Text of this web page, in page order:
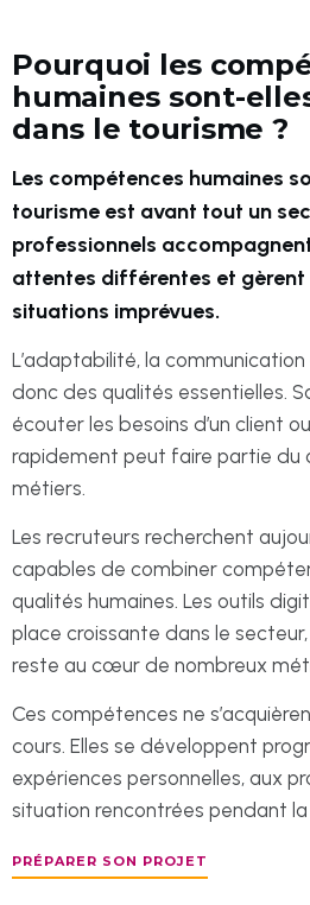
Pourquoi les
humaines sont-
dans le tourisme ?
Les compétences humaines
tourisme est avant tout un
professionnels
attentes différentes et
situations imprévues.
L’adaptabilité, la communication
donc des qualités essentielles.
écouter les besoins d’un client
rapidement peut faire partie du
métiers.
Les recruteurs recherchent
capables de combiner
qualités humaines. Les outils
place croissante dans le
reste au cœur de nombreux
Ces compétences ne
cours. Elles se développent
expériences personnelles, aux
situation rencontrées pendant
PRÉPARER SON PROJET